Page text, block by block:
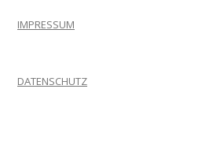
IMPRESSUM
DATENSCHUTZ